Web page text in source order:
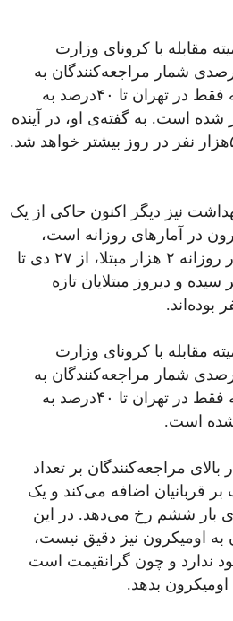
مقابله با کرونای وزارت
از افزایش ۲۰درصدی شمار مراجعه‌کنندگان به
مراکز درمانی خبر داد که فقط در تهران تا ۴۰درصد به
شده است. به گفته‌ی او، در آینده
نیز دیگر اکنون حاکی از یک
در آمارهای روزانه است،
چنانکه از ۲۲ دی‌ماه شمار روزانه ۲ هزار مبتلا، از ۲۷ دی‌ تا
۳ هزار نفر سیده و دیروز مبتلایان تازه
مقابله با کرونای وزارت
از افزایش ۲۰درصدی شمار مراجعه‌کنندگان به
مراکز درمانی خبر داد که فقط در تهران تا ۴۰درصد به
مراجعه‌کنندگان بر تعداد
قربانیان اضافه می‌کند و یک
بار ششم رخ می‌دهد. در این
به اومیکرون نیز دقیق نیست،
ندارد و چون گرانقیمت است
بدهد.